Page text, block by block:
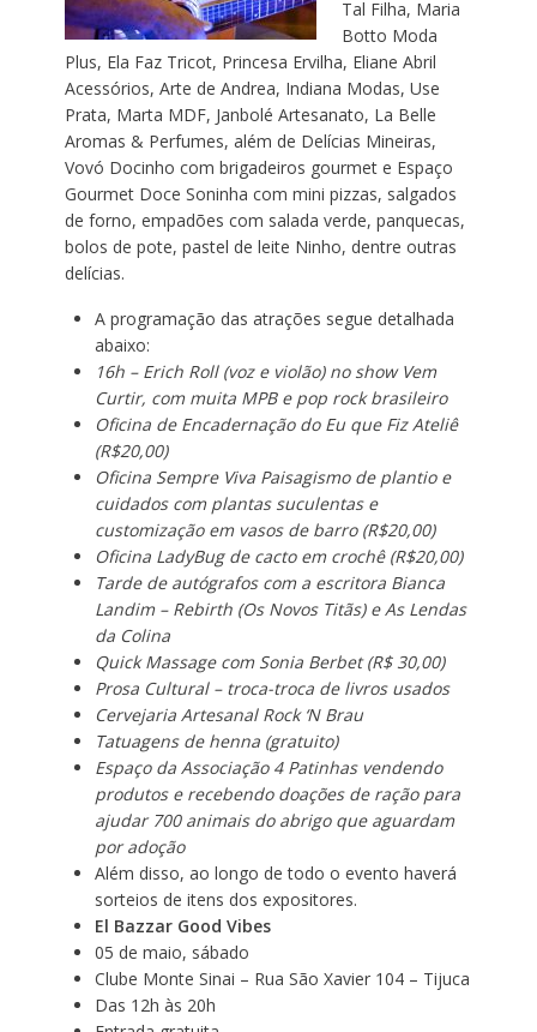
Tal Filha, Maria
Botto Moda
Plus, Ela Faz Tricot, Princesa Ervilha, Eliane Abril
Acessórios, Arte de Andrea, Indiana Modas, Use
Prata, Marta MDF, Janbolé Artesanato, La Belle
Aromas & Perfumes, além de Delícias Mineiras,
Vovó Docinho com brigadeiros gourmet e Espaço
Gourmet Doce Soninha com mini pizzas, salgados
de forno, empadões com salada verde, panquecas,
bolos de pote, pastel de leite Ninho, dentre outras
delícias.
A programação das atrações segue detalhada
abaixo:
16h – Erich Roll (voz e violão) no show Vem
Curtir, com muita MPB e pop rock brasileiro
Oficina de Encadernação do Eu que Fiz Ateliê
(R$20,00)
Oficina Sempre Viva Paisagismo de plantio e
cuidados com plantas suculentas e
customização em vasos de barro (R$20,00)
Oficina LadyBug de cacto em crochê (R$20,00)
Tarde de autógrafos com a escritora Bianca
Landim – Rebirth (Os Novos Titãs) e As Lendas
da Colina
Quick Massage com Sonia Berbet (R$ 30,00)
Prosa Cultural – troca-troca de livros usados
Cervejaria Artesanal Rock ‘N Brau
Tatuagens de henna (gratuito)
Espaço da Associação 4 Patinhas vendendo
produtos e recebendo doações de ração para
ajudar 700 animais do abrigo que aguardam
por adoção
Além disso, ao longo de todo o evento haverá
sorteios de itens dos expositores.
El Bazzar Good Vibes
05 de maio, sábado
Clube Monte Sinai – Rua São Xavier 104 – Tijuca
Das 12h às 20h